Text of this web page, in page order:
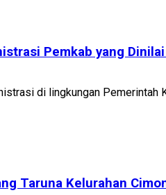
Pemkab yang
di lingkungan
Taruna Kelurahan